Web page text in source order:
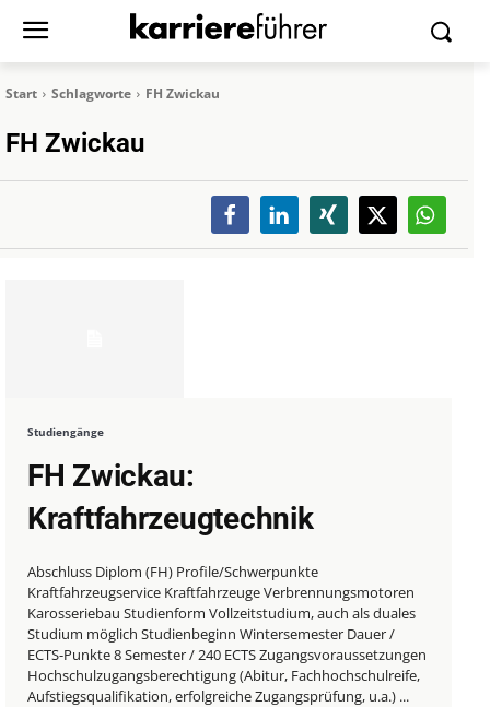
Start Schlagworte FH Zwickau
FH Zwickau
Studiengänge
FH Zwickau:
Kraftfahrzeugtechnik
Abschluss Diplom (FH) Profile/Schwerpunkte
Kraftfahrzeugservice Kraftfahrzeuge Verbrennungsmotoren
Karosseriebau Studienform Vollzeitstudium, auch als duales
Studium möglich Studienbeginn Wintersemester Dauer /
ECTS-Punkte 8 Semester / 240 ECTS Zugangsvoraussetzungen
Hochschulzugangsberechtigung (Abitur, Fachhochschulreife,
Aufstiegsqualifikation, erfolgreiche Zugangsprüfung, u.a.) ...